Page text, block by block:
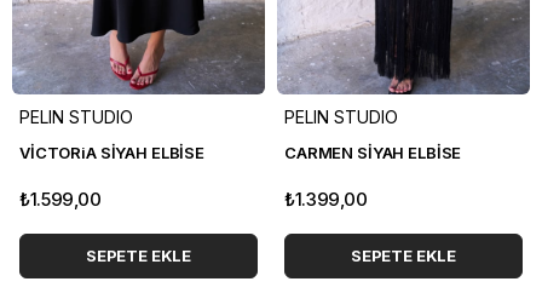
PELIN STUDIO
VİCTORiA SİYAH ELBİSE
₺1.599,00
SEPETE EKLE
PELIN STUDIO
CARMEN SİYAH ELBİSE
₺1.399,00
SEPETE EKLE